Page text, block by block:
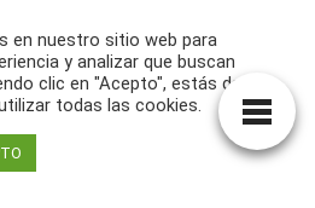
en nuestro sitio web para
y analizar que buscan
clic en "Acepto", estás dando
todas las cookies.